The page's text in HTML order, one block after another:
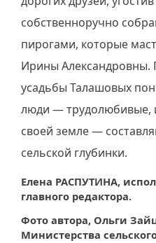
собственноручно
пирогами, которые
Ирины Александровны.
усадьбы Талашовых
люди — трудолюбивые,
своей земле —
сельской глубинки.
Елена РАСПУТИНА,
главного редактора.
Фото автора, Ольги
Министерства